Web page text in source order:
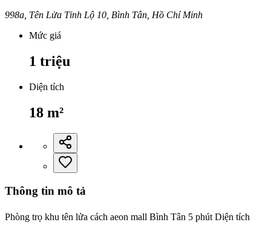
998a, Tên Lửa Tỉnh Lộ 10, Bình Tân, Hồ Chí Minh
Mức giá
1 triệu
Diện tích
18 m²
Thông tin mô tả
Phòng trọ khu tên lửa cách aeon mall Bình Tân 5 phút Diện tích